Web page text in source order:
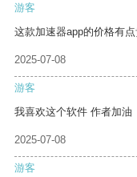
游客
这款加速器app的价格有
2025-07-08
游客
我喜欢这个软件 作者加油
2025-07-08
游客